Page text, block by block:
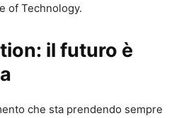
of Technology.
il futuro è
che sta prendendo sempre